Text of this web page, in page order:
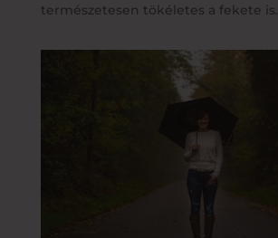
természetesen tökéletes a fekete is.